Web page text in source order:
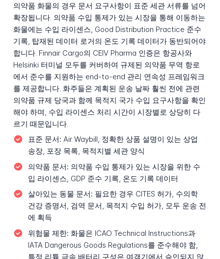
의약품 화물의 경우 문서 요구사항이 표준 세관 서류를 넘어
확장됩니다. 의약품 수입 통제가 있는 시장을 통해 이동하는
화물에는 수입 라이센스, Good Distribution Practice 준수
기록, 탑재된 데이터 로거의 온도 기록 데이터가 동반되어야
합니다. Finnair Cargo의 CEIV Pharma 인증은 항공사와
Helsinki 터미널 모두를 커버하여 규제된 의약품 무역 항로
에서 준수를 지원하는 end-to-end 관리 연속성 프레임워크
를 제공합니다. 화주들은 계획된 운송 날짜 훨씬 전에 관련
의약품 규제 당국과 함께 목적지 국가 수입 요구사항을 확인
해야 하며, 수입 라이센스 처리 시간이 시장별로 상당히 다
르기 때문입니다.
표준 문서: Air Waybill, 정확한 상품 설명이 있는 상업
송장, 포장 목록, 목적지별 세관 양식
의약품 문서: 의약품 수입 통제가 있는 시장을 위한 수
입 라이센스, GDP 준수 기록, 온도 기록 데이터
살아있는 동물 문서: 필요한 경우 CITES 허가, 수의학
건강 증명서, 검역 문서, 목적지 수입 허가, 모두 운송 전
에 획득
위험물 제한: 화물은 ICAO Technical Instructions과
IATA Dangerous Goods Regulations를 준수해야 함,
특정 리튬 금속 배터리 구성은 여객기에서 승인되지 않